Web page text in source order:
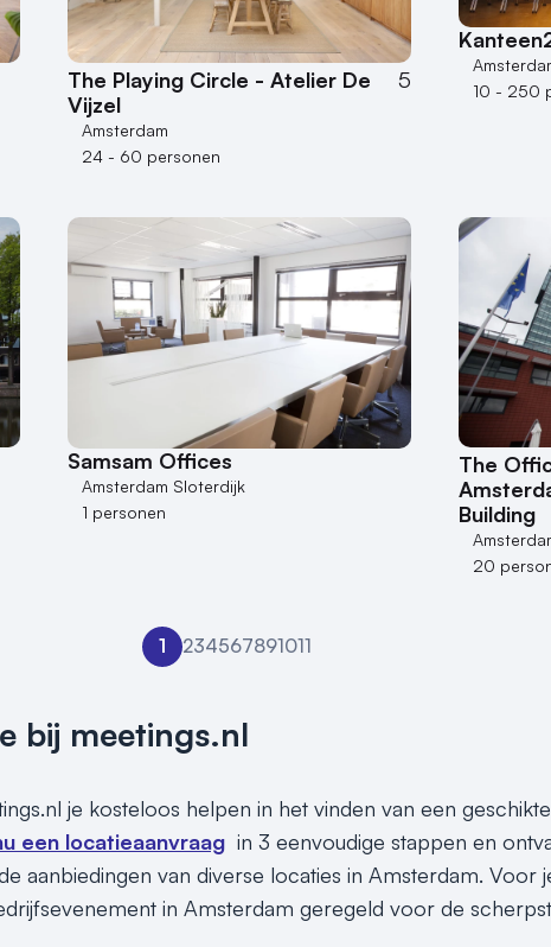
The Playing Circle - Atelier De
Vijzel
5
Amsterdam
24 - 60 personen
10 - 250
Samsam Offices
Amsterdam Sloterdijk
1 personen
The
Building
20
1 234567891011
bij meetings.nl
je kosteloos helpen in het vinden van een
een locatieaanvraag in 3 eenvoudige stappen en
aanbiedingen van diverse locaties in Amsterdam. Voor
in Amsterdam geregeld voor de